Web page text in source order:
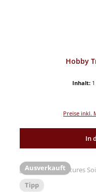
Hobby
Inhalt:
Preise inkl.
In
Ausverkauft
Tipp